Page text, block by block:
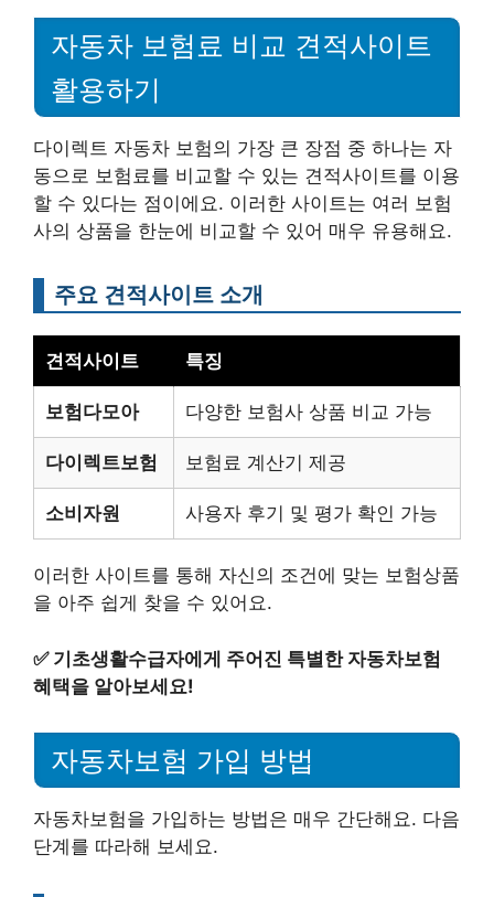
자동차 보험료 비교 견적사이트
활용하기
다이렉트 자동차 보험의 가장 큰 장점 중 하나는 자
동으로 보험료를 비교할 수 있는 견적사이트를 이용
할 수 있다는 점이에요. 이러한 사이트는 여러 보험
사의 상품을 한눈에 비교할 수 있어 매우 유용해요.
주요 견적사이트 소개
견적사이트 특징
보험다모아 다양한 보험사 상품 비교 가능
다이렉트보험 보험료 계산기 제공
소비자원 사용자 후기 및 평가 확인 가능
이러한 사이트를 통해 자신의 조건에 맞는 보험상품
을 아주 쉽게 찾을 수 있어요.
✅ 기초생활수급자에게 주어진 특별한 자동차보험
혜택을 알아보세요!
자동차보험 가입 방법
자동차보험을 가입하는 방법은 매우 간단해요. 다음
단계를 따라해 보세요.